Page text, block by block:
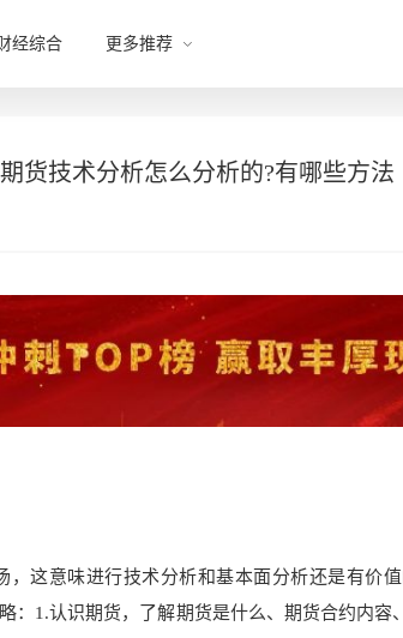
经综合 更多推荐
货技术分析怎么分析的?有哪些方法
这意味进行技术分析和基本面分析还是有价
：1.认识期货，了解期货是什么、期货合约内容